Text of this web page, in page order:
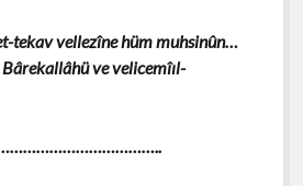
tekav vellezîne hüm muhsinûn…
ve velicemîıl-